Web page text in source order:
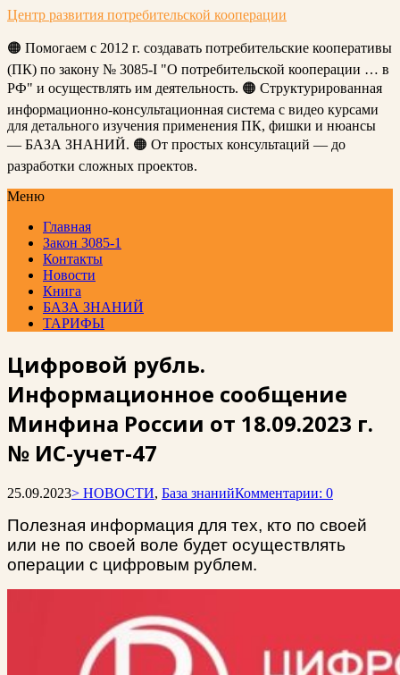
Центр развития потребительской кооперации
🟠 Помогаем с 2012 г. создавать потребительские кооперативы
(ПК) по закону № 3085-I "О потребительской кооперации … в
РФ" и осуществлять им деятельность. 🟠 Структурированная
информационно-консультационная система с видео курсами
для детального изучения применения ПК, фишки и нюансы
— БАЗА ЗНАНИЙ. 🟠 От простых консультаций — до
разработки сложных проектов.
Меню
Главная
Закон 3085-1
Контакты
Новости
Книга
БАЗА ЗНАНИЙ
ТАРИФЫ
Цифровой рубль.
Информационное сообщение
Минфина России от 18.09.2023 г.
№ ИС-учет-47
25.09.2023> НОВОСТИ, База знанийКомментарии: 0
Полезная информация для тех, кто по своей
или не по своей воле будет осуществлять
операции с цифровым рублем.